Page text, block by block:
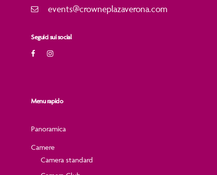
events@crowneplazaverona.com
Seguici sui social
Menu rapido
Panoramica
Camere
Camera standard